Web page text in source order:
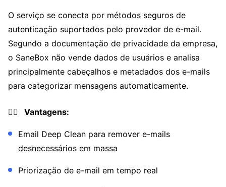
O serviço se conecta por métodos seguros de
autenticação suportados pelo provedor de e-mail.
Segundo a documentação de privacidade da empresa,
o SaneBox não vende dados de usuários e analisa
principalmente cabeçalhos e metadados dos e-mails
para categorizar mensagens automaticamente.
👍🏼 Vantagens:
Email Deep Clean para remover e-mails
desnecessários em massa
Priorização de e-mail em tempo real